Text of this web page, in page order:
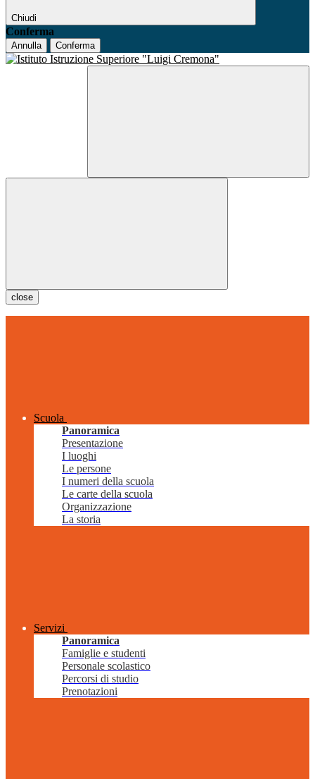
Chiudi
Conferma
Annulla Conferma
close
Scuola
Panoramica
Presentazione
I luoghi
Le persone
I numeri della scuola
Le carte della scuola
Organizzazione
La storia
Servizi
Panoramica
Famiglie e studenti
Personale scolastico
Percorsi di studio
Prenotazioni